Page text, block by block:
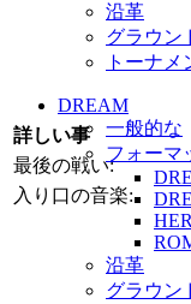
沿革
グラウン
トーナメ
DREAM
一般的な
フォーマ
沿革
グラウン
詳しい事
最後の戦い:
入り口の音楽: